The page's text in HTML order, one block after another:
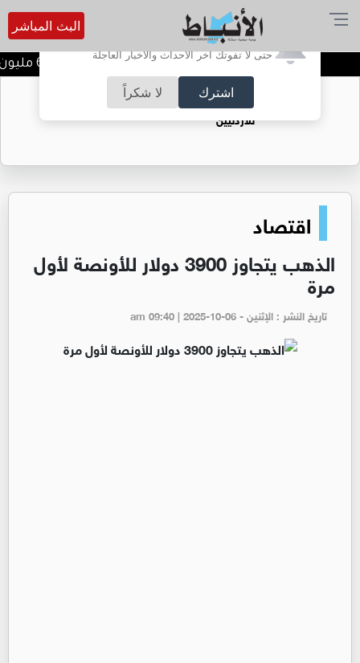
أترغب في تفعيل الإشعارات؟
حتى لا تفوتك آخر الأحداث والأخبار العاجلة
اشترك لا شكراً
البث المباشر
مصفاة البترول تحقق 62.1 مليون دينار أرباحا صافية في النصف الأول من 2026
حقل الريشة حين يتحول الغاز إلى فرص عمل
للأردنيين
اقتصاد
الذهب يتجاوز 3900 دولار للأونصة لأول
مرة
تاريخ النشر : الإثنين - am 09:40 | 2025-10-06